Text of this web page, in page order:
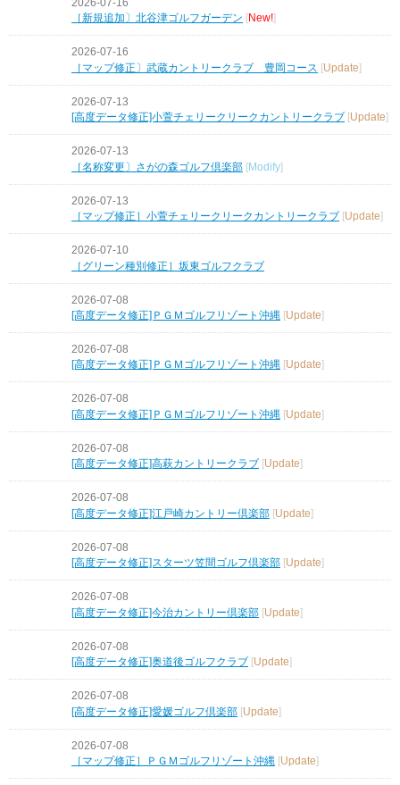
2026-07-16
［新規追加〕北谷津ゴルフガーデン
New!
2026-07-16
［マップ修正〕武蔵カントリークラブ 豊岡コース [Update]
2026-07-13
[高度データ修正]小萱チェリークリークカントリークラブ
Update
2026-07-13
［名称変更〕さがの森ゴルフ倶楽部 [Modify]
2026-07-13
［マップ修正］小萱チェリークリークカントリークラブ [Update]
2026-07-10
［グリーン種別修正］坂東ゴルフクラブ
2026-07-08
[高度データ修正]ＰＧＭゴルフリゾート沖縄 [Update]
2026-07-08
[高度データ修正]ＰＧＭゴルフリゾート沖縄 Update
2026-07-08
[高度データ修正]ＰＧＭゴルフリゾート沖縄 [Update]
2026-07-08
[高度データ修正]高萩カントリークラブ
Update
2026-07-08
[高度データ修正]江戸崎カントリー倶楽部 [Update]
2026-07-08
[高度データ修正]スターツ笠間ゴルフ倶楽部 Update
2026-07-08
[高度データ修正]今治カントリー倶楽部 [Update]
2026-07-08
[高度データ修正]奥道後ゴルフクラブ
Update
2026-07-08
[高度データ修正]愛媛ゴルフ倶楽部 [Update]
2026-07-08
［マップ修正］ＰＧＭゴルフリゾート沖縄 [Update]